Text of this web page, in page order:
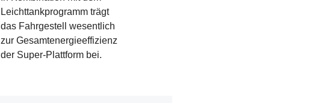
Leichttankprogramm trägt
das Fahrgestell wesentlich
zur Gesamtenergieeffizienz
der Super-Plattform bei.